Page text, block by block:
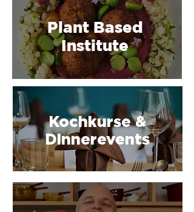
Plant Based
Institute
Kochkurse &
Dinnerevents